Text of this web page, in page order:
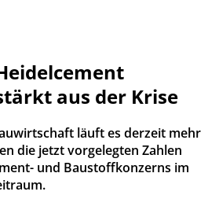
aus der Krise
läuft es derzeit mehr
die jetzt vorgelegten Zahlen
und Baustoffkonzerns im